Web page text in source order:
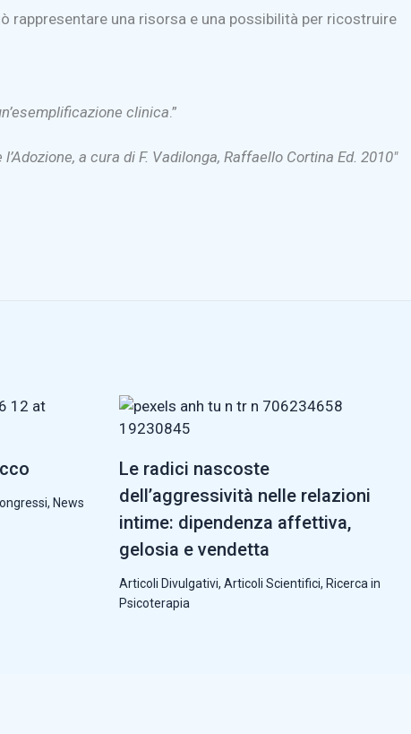
rappresentare una risorsa e una possibilità per ricostruire
clinica.”
a cura di F. Vadilonga, Raffaello Cortina Ed. 2010″
, News
Le radici nascoste
dell’aggressività nelle relazioni
intime: dipendenza affettiva,
gelosia e vendetta
Articoli Divulgativi,Articoli Scientifici,Ricerca in
Psicoterapia